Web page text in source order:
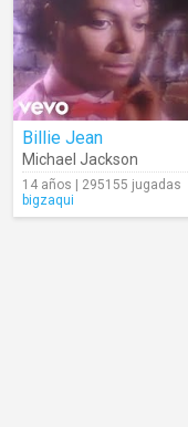
Billie Jean
Michael Jackson
14 años | 295155 jugadas
bigzaqui